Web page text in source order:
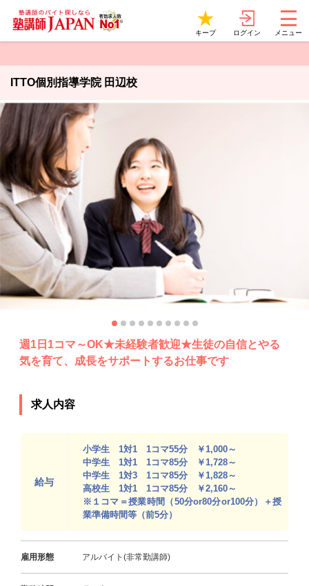
キープ ログイン メニュー
ITTO個別指導学院 田辺校
週1日1コマ～OK★未経験者歓迎★生徒の自信とやる
気を育て、成長をサポートするお仕事です
求人内容
給与
小学生 1対1 1コマ55分 ￥1,000～
中学生 1対1 1コマ85分 ￥1,728～
中学生 1対3 1コマ85分 ￥1,828～
高校生 1対1 1コマ85分 ￥2,160～
※１コマ＝授業時間（50分or80分or100分）＋授
業準備時間等（前5分）
雇用形態 アルバイト(非常勤講師)